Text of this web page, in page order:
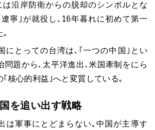
は沿岸防衛からの脱却のシンボルとな
寧｣が就役し､ 16年暮れに初めて第一
｡
にとっての台湾は､｢一つの中国｣とい
問題から､太平洋進出､米国牽制をにら
｢核心的利益｣へと変質している｡
を追い出す戦略
は軍事にとどまらない｡中国が主導す